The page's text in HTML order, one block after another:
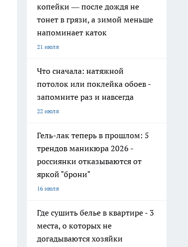
копейки — после дождя не
тонет в грязи, а зимой меньше
напоминает каток
21 июля
Что сначала: натяжной
потолок или поклейка обоев -
запомните раз и навсегда
22 июля
Гель-лак теперь в прошлом: 5
трендов маникюра 2026 -
россиянки отказываются от
яркой "брони"
16 июля
Где сушить белье в квартире - 3
места, о которых не
догадываются хозяйки